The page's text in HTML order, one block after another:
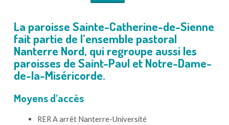
La paroisse Sainte-Catherine-de-Sienne
fait partie de l’ensemble pastoral
Nanterre Nord, qui regroupe aussi les
paroisses de Saint-Paul et Notre-Dame-
de-la-Miséricorde.
Moyens d’accès
RER A arrêt Nanterre-Université